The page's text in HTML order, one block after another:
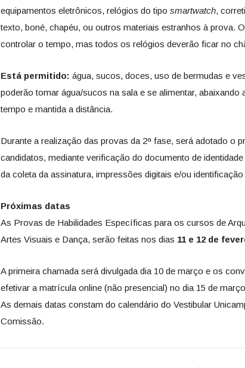
equipamentos eletrônicos, relógios do tipo smartwatch,
texto, boné, chapéu, ou outros materiais estranhos à prova.
controlar o tempo, mas todos os relógios deverão ficar no
Está permitido: água, sucos, doces, uso de bermudas e
poderão tomar água/sucos na sala e se alimentar,
tempo e mantida a distância.
Durante a realização das provas da 2ª fase, será adotado o
candidatos, mediante verificação do documento de
da coleta da assinatura, impressões digitais e/ou identificação
Próximas datas
As Provas de Habilidades Específicas para os cursos de
Artes Visuais e Dança, serão feitas nos dias 11 e 12 de
A primeira chamada será divulgada dia 10 de março e os
efetivar a matrícula online (não presencial) no dia 15 de
As demais datas constam do calendário do Vestibular
Comissão.